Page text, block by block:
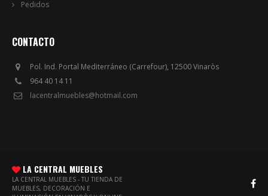
Pedidos
CONTACTO
Pol. Ind. Portal Mediterráneo (Carrefour), 12500 Vinaròs
964 40 14 11
lacentralmuebles@hotmail.com
LA CENTRAL MUEBLES
LA CENTRAL MUEBLES - TU TIENDA DE
MUEBLES, DECORACIÓN E